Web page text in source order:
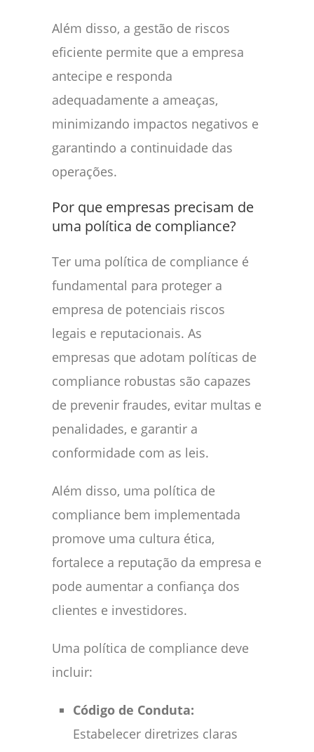
Além disso, a gestão de riscos
eficiente permite que a empresa
antecipe e responda
adequadamente a ameaças,
minimizando impactos negativos e
garantindo a continuidade das
operações.
Por que empresas precisam de
uma política de compliance?
Ter uma política de compliance é
fundamental para proteger a
empresa de potenciais riscos
legais e reputacionais. As
empresas que adotam políticas de
compliance robustas são capazes
de prevenir fraudes, evitar multas e
penalidades, e garantir a
conformidade com as leis.
Além disso, uma política de
compliance bem implementada
promove uma cultura ética,
fortalece a reputação da empresa e
pode aumentar a confiança dos
clientes e investidores.
Uma política de compliance deve
incluir:
Código de Conduta:
Estabelecer diretrizes claras